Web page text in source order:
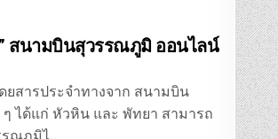
” สนามบินสุวรรณภูมิ ออนไลน์
”
ยสารประจำทางจาก สนามบิน
ได้แก่ หัวหิน และ พัทยา สามารถ